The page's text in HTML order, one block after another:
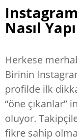
Nasıl
Herkese
Birinin
profilde ilk
“öne çıkanlar”
oluyor.
fikre sahip